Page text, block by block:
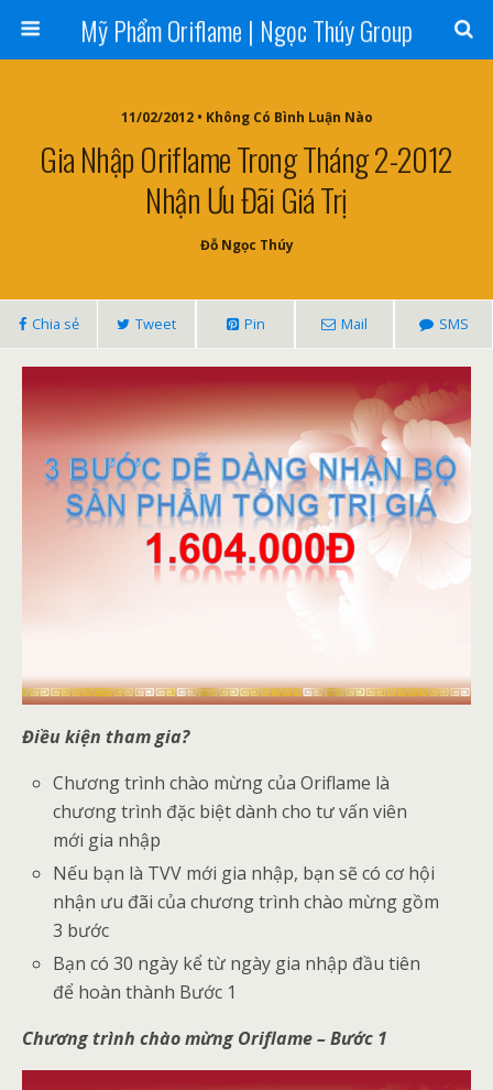
Mỹ Phẩm Oriflame | Ngọc Thúy Group
11/02/2012 • Không Có Bình Luận Nào
Gia Nhập Oriflame Trong Tháng 2-2012
Nhận Ưu Đãi Giá Trị
Đỗ Ngọc Thúy
Chia sẻ Tweet Pin Mail SMS
Điều kiện tham gia?
Chương trình chào mừng của Oriflame là
chương trình đặc biệt dành cho tư vấn viên
mới gia nhập
Nếu bạn là TVV mới gia nhập, bạn sẽ có cơ hội
nhận ưu đãi của chương trình chào mừng gồm
3 bước
Bạn có 30 ngày kể từ ngày gia nhập đầu tiên
để hoàn thành Bước 1
Chương trình chào mừng Oriflame – Bước 1